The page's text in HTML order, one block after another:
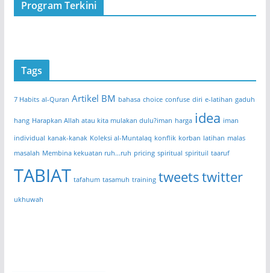
Program Terkini
Tags
7 Habits al-Quran Artikel BM bahasa choice confuse diri e-latihan gaduh
hang Harapkan Allah atau kita mulakan dulu?iman harga idea iman
individual kanak-kanak Koleksi al-Muntalaq konflik korban latihan malas
masalah Membina kekuatan ruh...ruh pricing spiritual spirituil taaruf
TABIAT tafahum tasamuh training tweetstwitter
ukhuwah